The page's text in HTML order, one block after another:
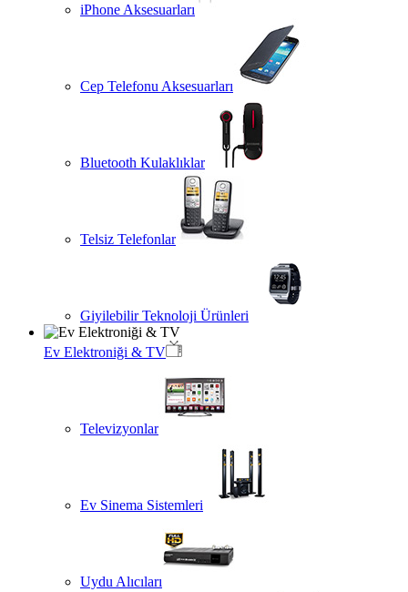
iPhone Aksesuarları
Cep Telefonu Aksesuarları
Bluetooth Kulaklıklar
Telsiz Telefonlar
Giyilebilir Teknoloji Ürünleri
Ev Elektroniği & TV
Televizyonlar
Ev Sinema Sistemleri
Uydu Alıcıları